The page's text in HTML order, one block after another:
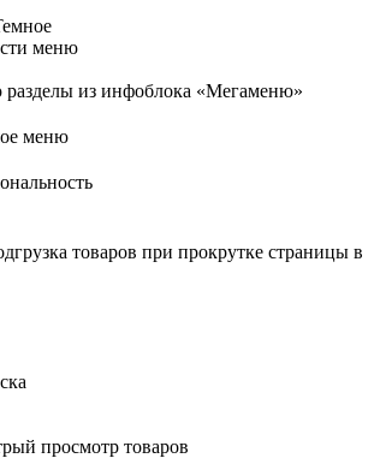
меню
из инфоблока «Мегаменю»
меню
товаров при прокрутке страницы в
просмотр товаров